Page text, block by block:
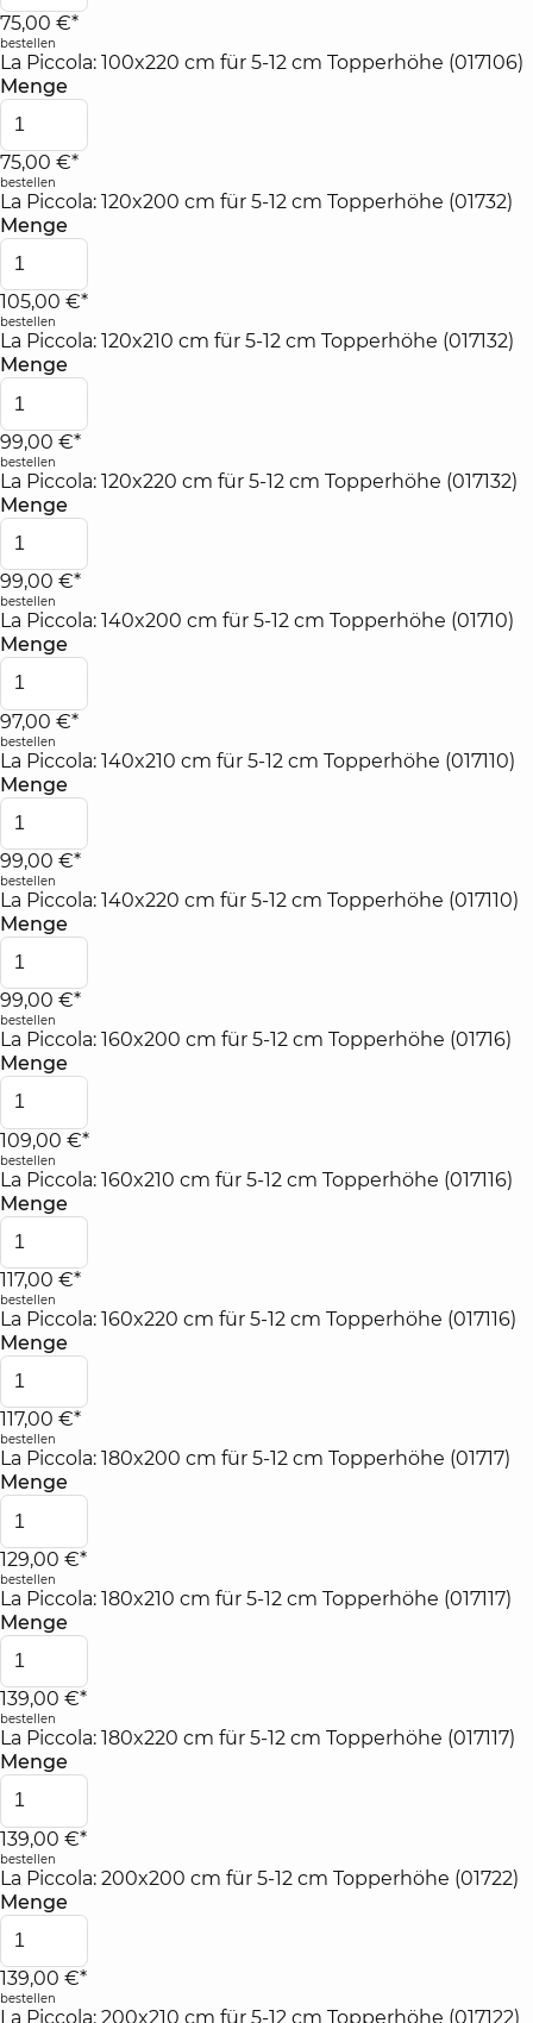
75,00 €*
bestellen
La Piccola: 100x220 cm für 5-12 cm Topperhöhe (017106)
Menge
75,00 €*
bestellen
La Piccola: 120x200 cm für 5-12 cm Topperhöhe (01732)
Menge
105,00 €*
bestellen
La Piccola: 120x210 cm für 5-12 cm Topperhöhe (017132)
Menge
99,00 €*
bestellen
La Piccola: 120x220 cm für 5-12 cm Topperhöhe (017132)
Menge
99,00 €*
bestellen
La Piccola: 140x200 cm für 5-12 cm Topperhöhe (01710)
Menge
97,00 €*
bestellen
La Piccola: 140x210 cm für 5-12 cm Topperhöhe (017110)
Menge
99,00 €*
bestellen
La Piccola: 140x220 cm für 5-12 cm Topperhöhe (017110)
Menge
99,00 €*
bestellen
La Piccola: 160x200 cm für 5-12 cm Topperhöhe (01716)
Menge
109,00 €*
bestellen
La Piccola: 160x210 cm für 5-12 cm Topperhöhe (017116)
Menge
117,00 €*
bestellen
La Piccola: 160x220 cm für 5-12 cm Topperhöhe (017116)
Menge
117,00 €*
bestellen
La Piccola: 180x200 cm für 5-12 cm Topperhöhe (01717)
Menge
129,00 €*
bestellen
La Piccola: 180x210 cm für 5-12 cm Topperhöhe (017117)
Menge
139,00 €*
bestellen
La Piccola: 180x220 cm für 5-12 cm Topperhöhe (017117)
Menge
139,00 €*
bestellen
La Piccola: 200x200 cm für 5-12 cm Topperhöhe (01722)
Menge
139,00 €*
bestellen
La Piccola: 200x210 cm für 5-12 cm Topperhöhe (017122)